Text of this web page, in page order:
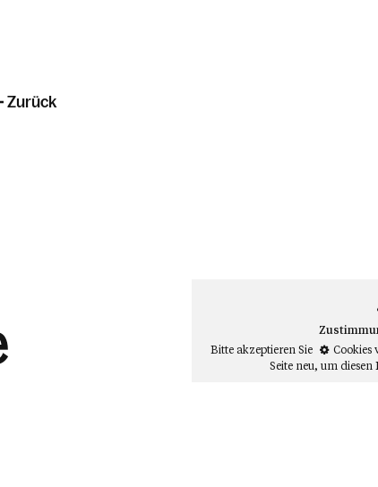
Zurück
Bitte akzeptieren Sie
Cookies
Seite neu, um diesen